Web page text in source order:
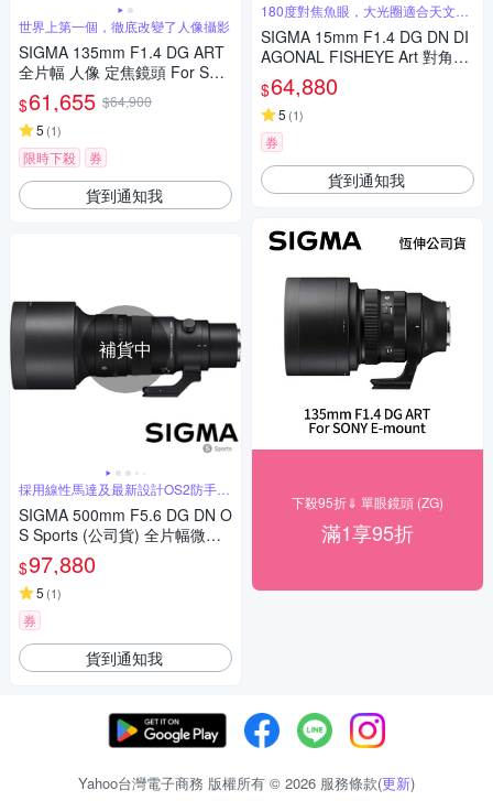
世界上第一個，徹底改變了人像攝影
SIGMA 135mm F1.4 DG ART
全片幅 人像 定焦鏡頭 For SON
Y E-mount (公司貨)
$61,655 $64,900
5 (1)
限時下殺 券
貨到通知我
補貨中
採用線性馬達及最新設計OS2防手震
系統
SIGMA 500mm F5.6 DG DN O
S Sports (公司貨) 全片幅微單
眼鏡頭 超望遠定焦鏡頭 運動 飛
羽攝影 拍鳥
$97,880
5 (1)
券
貨到通知我
180度對焦魚眼，大光圈適合天文攝
SIGMA 15mm F1.4 DG DN DI
AGONAL FISHEYE Art 對角魚
眼鏡頭 (公司貨) 全片幅無反微
單眼鏡頭 適合拍攝星空、銀
河、螢火蟲
$64,880
5 (1)
券
貨到通知我
下殺95折⇓ 單眼鏡頭 (ZG)
滿1享95折
Yahoo台灣電子商務 版權所有 © 2026 服務條款(更新)